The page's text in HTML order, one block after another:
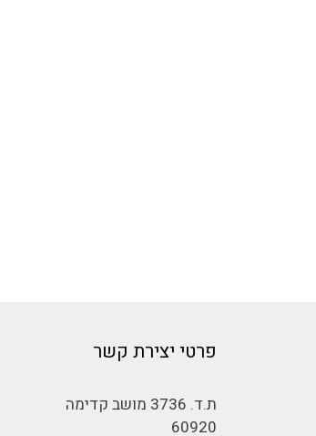
פרטי יצירת קשר
ת.ד. 3736 מושב קדימה
60920